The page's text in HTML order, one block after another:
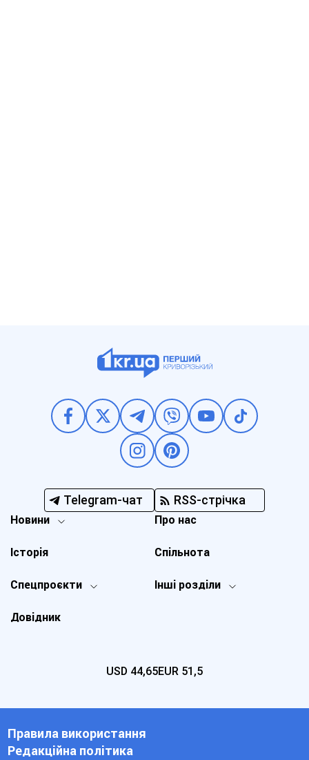
Telegram-чат RSS-стрічка
Новини
Спецпроєкти Інші розділи
Історія
Про нас
Довідник
Спільнота
USD 44,65EUR 51,5
Правила використання
Редакційна політика